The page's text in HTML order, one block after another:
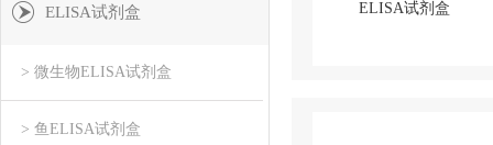
ELISA试剂盒
> 微生物ELISA试剂盒
> 鱼ELISA试剂盒